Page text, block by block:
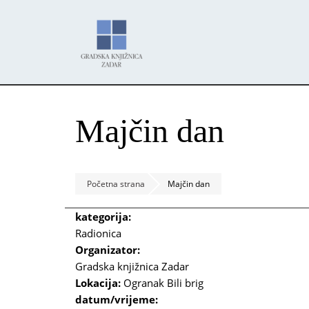
Majčin dan
Početna strana Majčin dan
kategorija:
Radionica
Organizator:
Gradska knjižnica Zadar
Lokacija: Ogranak Bili brig
datum/vrijeme: